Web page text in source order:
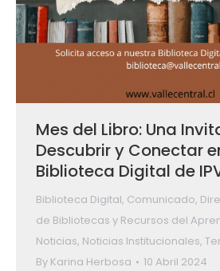
Mes del Libro: Una
Descubrir y Conectar
Biblioteca Digital de
Biblioteca Digital, Comunicado,
de Bibliotecas y Recursos del
Noticias, Noticias Institucionales,
By Karina Herbosa 10 Abril 2024